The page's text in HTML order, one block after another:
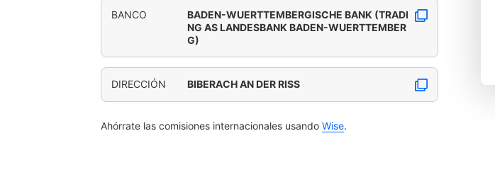
BANCO
BADEN-WUERTTEMBERGISCHE BANK (TRADI
NG AS LANDESBANK BADEN-WUERTTEMBER
G)
DIRECCIÓN BIBERACH AN DER RISS
Ahórrate las comisiones internacionales usando Wise.